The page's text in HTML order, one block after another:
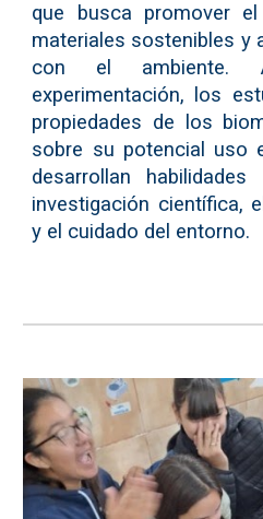
que busca promover
materiales sostenibles y
con el
experimentación, los
propiedades de los
sobre su potencial uso
desarrollan
investigación científica,
y el cuidado del entorno.